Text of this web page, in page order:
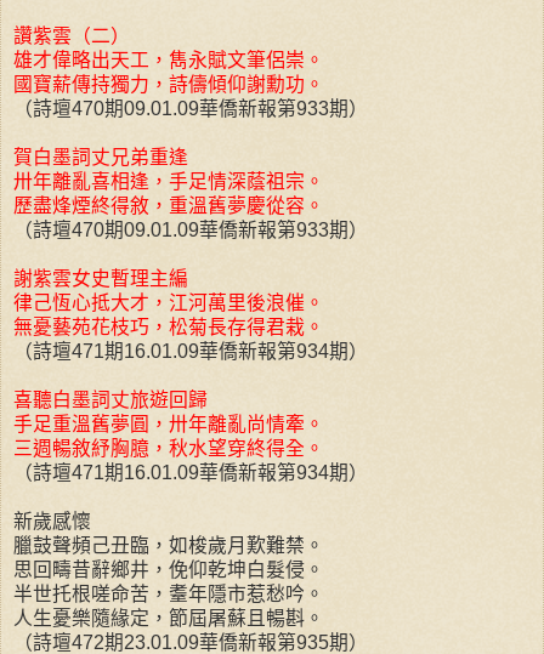
讚紫雲（二）
雄才偉略出天工，雋永賦文筆侶崇。
國寶薪傳持獨力，詩儔傾仰謝勳功。
（詩壇470期09.01.09華僑新報第933期）
賀白墨詞丈兄弟重逢
卅年離亂喜相逢，手足情深蔭祖宗。
歷盡烽煙終得敘，重溫舊夢慶從容。
（詩壇470期09.01.09華僑新報第933期）
謝紫雲女史暫理主編
律己恆心抵大才，江河萬里後浪催。
無憂藝苑花枝巧，松菊長存得君栽。
（詩壇471期16.01.09華僑新報第934期）
喜聽白墨詞丈旅遊回歸
手足重溫舊夢圓，卅年離亂尚情牽。
三週暢敘紓胸臆，秋水望穿終得全。
（詩壇471期16.01.09華僑新報第934期）
新歲感懷
臘鼓聲頻己丑臨，如梭歲月歎難禁。
思回疇昔辭鄉井，俛仰乾坤白髮侵。
半世托根嗟命苦，耋年隱市惹愁吟。
人生憂樂隨緣定，節屆屠蘇且暢斟。
（詩壇472期23.01.09華僑新報第935期）